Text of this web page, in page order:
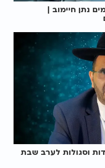
נתן חיימוב |
וסגולות לערב שבת